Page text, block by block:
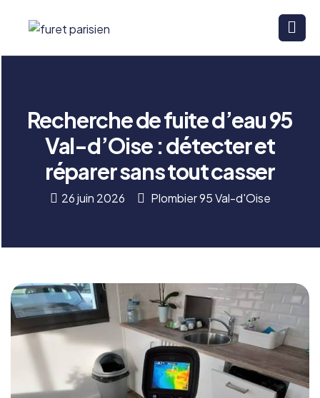
Recherche de fuite d’eau 95
Val-d’Oise : détecter et
réparer sans tout casser
26 juin 2026 Plombier 95 Val-d'Oise